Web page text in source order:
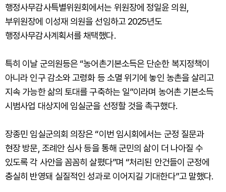
행정사무감사특별위원회에서는 위원장에 정일윤 의원,
부위원장에 이성재 의원을 선임하고 2025년도
행정사무감사계획서를 채택했다.
특히 이날 군의원등은 “농어촌기본소득은 단순한 복지정책이
아니라 인구 감소와 고령화 등 소멸 위기에 놓인 농촌을 살리고
지속 가능한 삶의 토대를 구축하는 일”이라며 농어촌 기본소득
시범사업 대상지에 임실군을 선정할 것을 촉구했다.
장종민 임실군의회 의장은 “이번 임시회에서는 군정 질문과
현장 방문, 조례안 심사 등을 통해 군민의 삶이 더 나아질 수
있도록 각 사안을 꼼꼼히 살폈다”며 “처리된 안건들이 군정에
충실히 반영돼 실질적인 성과로 이어지길 기대한다”고 말했다.